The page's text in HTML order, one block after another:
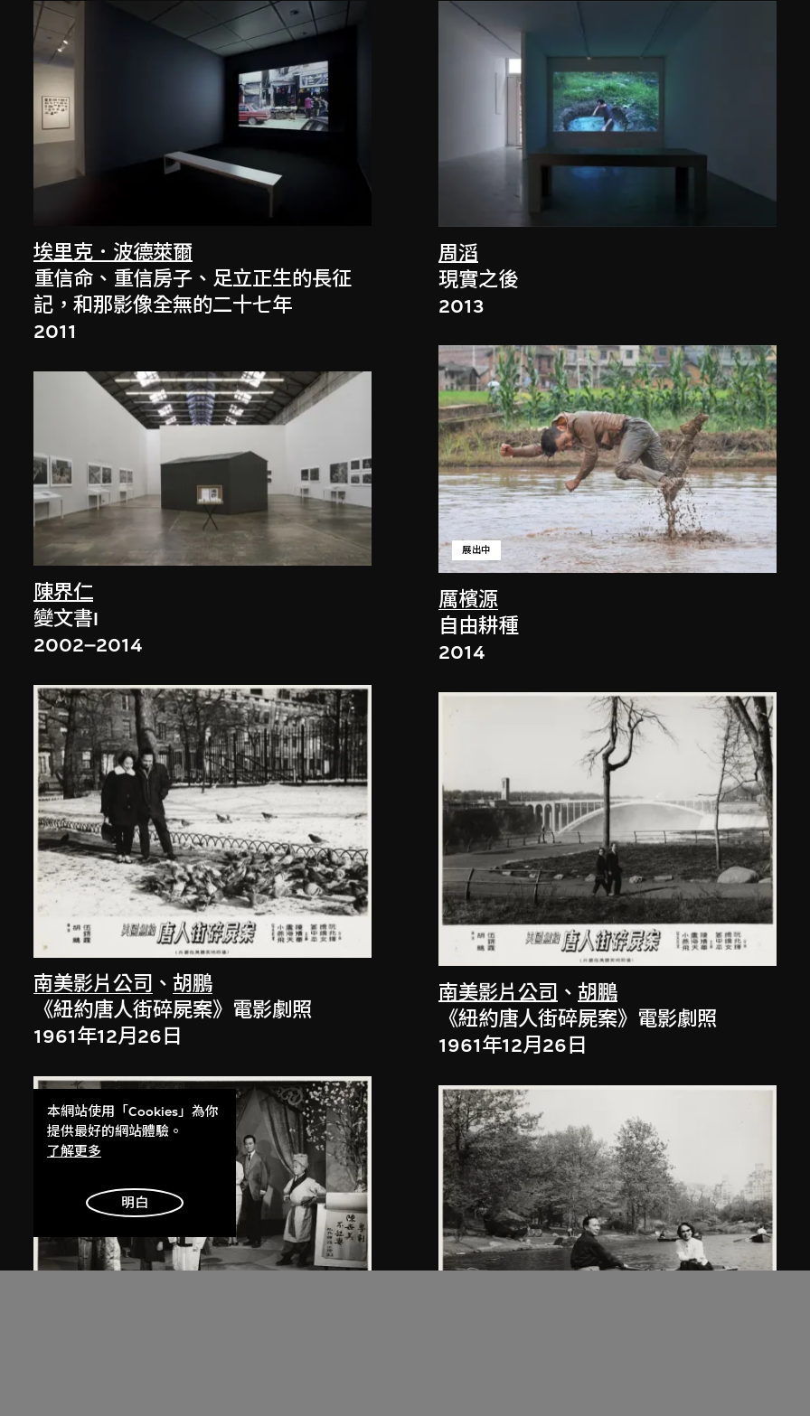
埃里克．波德萊爾
重信命、重信房子、足立正生的長征
記，和那影像全無的二十七年
2011
陳界仁
變文書I
2002–2014
南美影片公司 、胡鵬
《紐約唐人街碎屍案》電影劇照
1961年12月26日
周滔
現實之後
2013
厲檳源
展出中
自由耕種
2014
南美影片公司 、胡鵬
《紐約唐人街碎屍案》電影劇照
1961年12月26日
本網站使用「Cookies」為你
提供最好的網站體驗。
了解更多
明白